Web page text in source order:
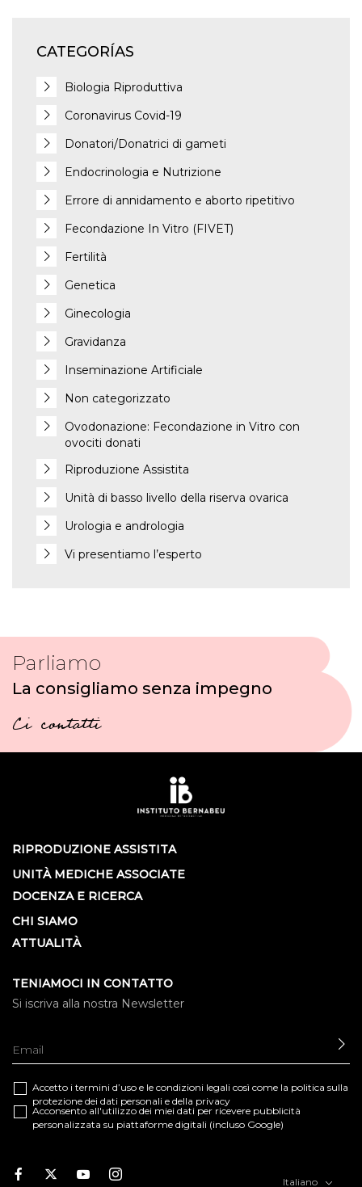
CATEGORÍAS
Biologia Riproduttiva
Coronavirus Covid-19
Donatori/Donatrici di gameti
Endocrinologia e Nutrizione
Errore di annidamento e aborto ripetitivo
Fecondazione In Vitro (FIVET)
Fertilità
Genetica
Ginecologia
Gravidanza
Inseminazione Artificiale
Non categorizzato
Ovodonazione: Fecondazione in Vitro con
ovociti donati
Riproduzione Assistita
Unità di basso livello della riserva ovarica
Urologia e andrologia
Vi presentiamo l’esperto
Parliamo
La consigliamo senza impegno
Ci contatti
RIPRODUZIONE ASSISTITA
UNITÀ MEDICHE ASSOCIATE
DOCENZA E RICERCA
CHI SIAMO
ATTUALITÀ
TENIAMOCI IN CONTATTO
Si iscriva alla nostra Newsletter
Accetto i termini d’uso e le condizioni legali così come la politica sulla
protezione dei dati personali e della privacy
Acconsento all'utilizzo dei miei dati per ricevere pubblicità
personalizzata su piattaforme digitali (incluso Google)
Facebook
TwitterYoutubeInstagram Italiano